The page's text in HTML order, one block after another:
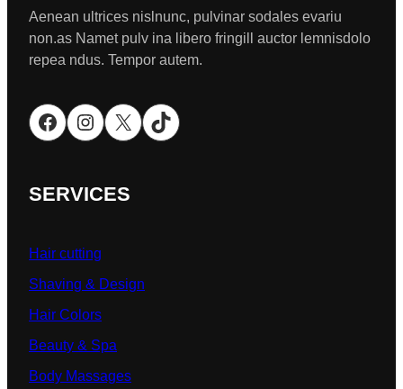
Aenean ultrices nislnunc, pulvinar sodales evariu
non.as Namet pulv ina libero fringill auctor lemnisdolo
repea ndus. Tempor autem.
Facebook Instagram X TikTok
SERVICES
Hair cutting
Shaving & Design
Hair Colors
Beauty & Spa
Body Massages